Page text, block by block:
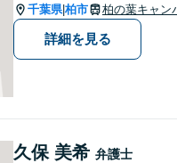
千葉県|柏市 柏の葉キャン
詳細を見る
久保 美希 弁護士